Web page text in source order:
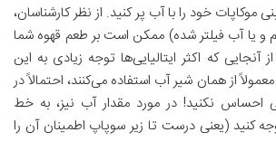
موکاپات خود را با آب پر کنید. از نظر کارشناسان،
و یا آب فیلتر شده) ممکن است بر طعم قهوه شما
از آنجایی که اکثر ایتالیایی‌ها توجه زیادی به این
از همان شیر آب استفاده می‌کنند، احتمالاً در
احساس نکنید! در مورد مقدار آب نیز، به خط
کنید (یعنی درست تا زیر سوپاپ اطمینان آن را